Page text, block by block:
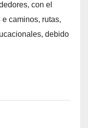
con el
caminos, rutas,
debido